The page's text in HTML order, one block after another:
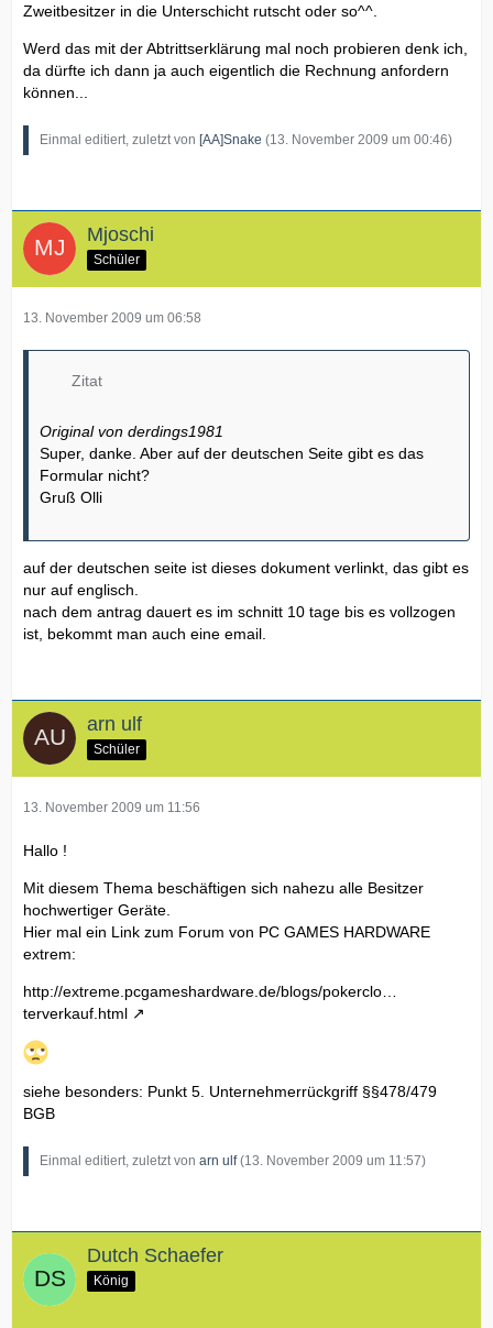
Zweitbesitzer in die Unterschicht rutscht oder so^^.
Werd das mit der Abtrittserklärung mal noch probieren denk ich,
da dürfte ich dann ja auch eigentlich die Rechnung anfordern
können...
Einmal editiert, zuletzt von [AA]Snake (13. November 2009 um 00:46)
Mjoschi
Schüler
13. November 2009 um 06:58
Zitat
Original von derdings1981
Super, danke. Aber auf der deutschen Seite gibt es das
Formular nicht?
Gruß Olli
auf der deutschen seite ist dieses dokument verlinkt, das gibt es
nur auf englisch.
nach dem antrag dauert es im schnitt 10 tage bis es vollzogen
ist, bekommt man auch eine email.
arn ulf
Schüler
13. November 2009 um 11:56
Hallo !
Mit diesem Thema beschäftigen sich nahezu alle Besitzer
hochwertiger Geräte.
Hier mal ein Link zum Forum von PC GAMES HARDWARE
extrem:
http://extreme.pcgameshardware.de/blogs/pokerclo…
terverkauf.html
siehe besonders: Punkt 5. Unternehmerrückgriff §§478/479
BGB
Einmal editiert, zuletzt von arn ulf(13. November 2009 um 11:57)
Dutch Schaefer
König